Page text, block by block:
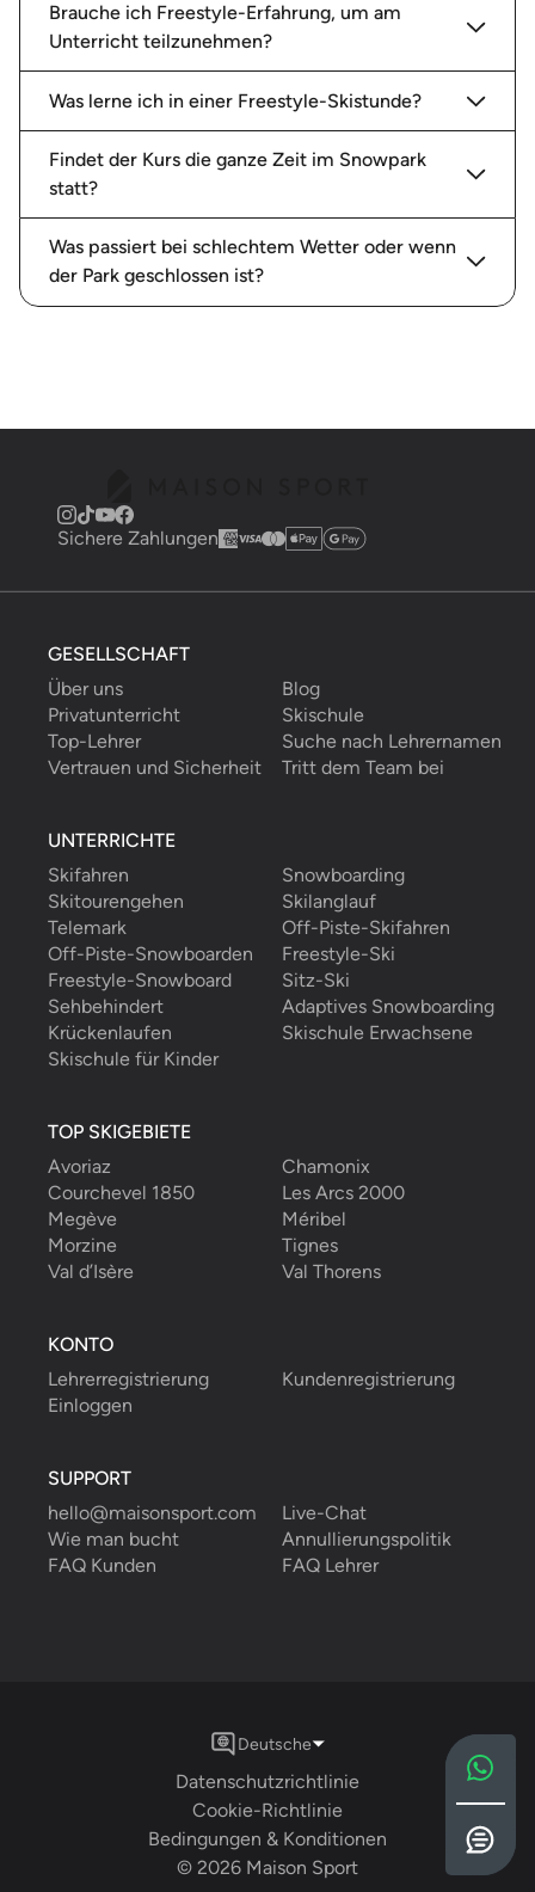
Brauche ich Freestyle-Erfahrung, um am
Unterricht teilzunehmen?
Was lerne ich in einer Freestyle-Skistunde?
Findet der Kurs die ganze Zeit im Snowpark
statt?
Was passiert bei schlechtem Wetter oder wenn
der Park geschlossen ist?
Sichere Zahlungen
GESELLSCHAFT
Über uns
Blog
Privatunterricht
Skischule
Top-Lehrer
Suche nach Lehrernamen
Vertrauen und Sicherheit
Tritt dem Team bei
UNTERRICHTE
Skifahren
Snowboarding
Skitourengehen
Skilanglauf
Telemark
Off-Piste-Skifahren
Off-Piste-Snowboarden
Freestyle-Ski
Freestyle-Snowboard
Sitz-Ski
Sehbehindert
Adaptives Snowboarding
Krückenlaufen
Skischule Erwachsene
Skischule für Kinder
TOP SKIGEBIETE
Avoriaz
Chamonix
Courchevel 1850
Les Arcs 2000
Megève
Méribel
Morzine
Tignes
Val d’Isère
Val Thorens
KONTO
Lehrerregistrierung
Kundenregistrierung
Einloggen
SUPPORT
hello@maisonsport.com
Live-Chat
Wie man bucht
Annullierungspolitik
FAQ Kunden
FAQ Lehrer
© 2026 Maison Sport
Bedingungen & Konditionen
Cookie-Richtlinie
Datenschutzrichtlinie
Deutsche